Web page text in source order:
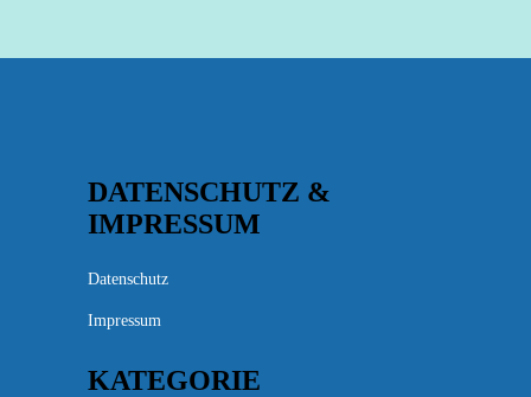
DATENSCHUTZ &
IMPRESSUM
Datenschutz
Impressum
KATEGORIE